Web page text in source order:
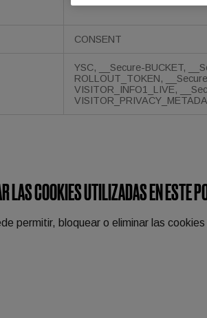
CONSENT
YSC, __Secure-BUCKET,
ROLLOUT_TOKEN,
VISITOR_INFO1_LIVE,
LAS COOKIES UTILIZADAS EN ESTE
permitir, bloquear o eliminar las